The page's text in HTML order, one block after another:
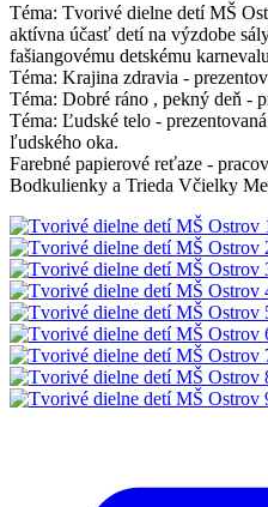
Téma: Tvorivé dielne detí MŠ
aktívna účasť detí na výzdobe
fašiangovému detskému
Téma: Krajina zdravia -
Téma: Dobré ráno , pekný deň -
Téma: Ľudské telo -
ľudského oka.
Farebné papierové reťaze -
Bodkulienky a Trieda Včielky